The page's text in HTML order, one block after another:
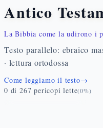
Antico
La Bibbia come la udirono i
Testo parallelo: ebraico
· lettura ortodossa
Come leggiamo il testo→
0 di 267 pericopi lette(0%)